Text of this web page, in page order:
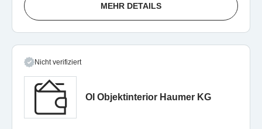
MEHR DETAILS
Nicht verifiziert
OI Objektinterior Haumer KG